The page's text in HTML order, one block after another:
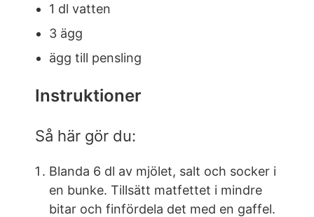
1 dl vatten
3 ägg
ägg till pensling
Instruktioner
Så här gör du:
Blanda 6 dl av mjölet, salt och socker i
en bunke. Tillsätt matfettet i mindre
bitar och finfördela det med en gaffel.